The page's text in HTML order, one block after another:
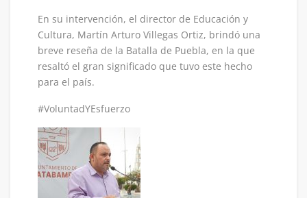
En su intervención, el director de Educación y
Cultura, Martín Arturo Villegas Ortiz, brindó una
breve reseña de la Batalla de Puebla, en la que
resaltó el gran significado que tuvo este hecho
para el país.
#VoluntadYEsfuerzo